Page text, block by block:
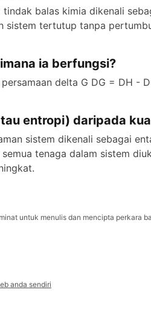
balas kimia dikenali
sistem tertutup tanpa
ia berfungsi?
delta G DG = DH -
entropi) daripada
sistem dikenali sebagai
tenaga dalam sistem
untuk menulis dan mencipta perkara
anda sendiri